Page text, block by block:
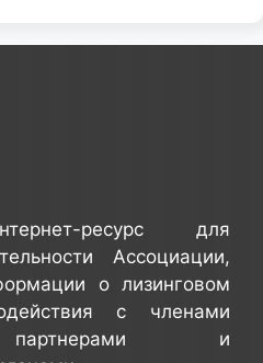
ресурс для
Ассоциации,
о лизинговом
с членами
партнерами и